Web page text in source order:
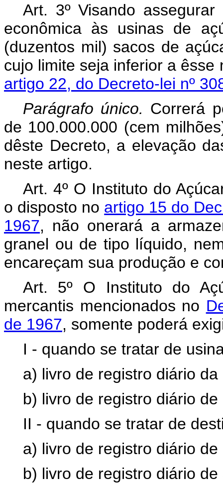
Art. 3º Visando
econômica às usinas de
(duzentos mil) sacos de
cujo limite seja inferior a
artigo 22, do Decreto-lei nº
Parágrafo único. Correrá
de 100.000.000 (cem
dêste Decreto, a elevação
neste artigo.
Art. 4º O Instituto do
o disposto no artigo 15 do
1967, não onerará a
granel ou de tipo líquido,
encareçam sua produção e
Art. 5º O Instituto do
mercantis mencionados no
de 1967, somente poderá
I - quando se tratar de
a) livro de registro diário
b) livro de registro diário
II - quando se tratar de
a) livro de registro diário
b) livro de registro diário